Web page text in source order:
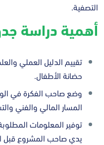
التصفية.
أهمية دراسة
تقييم الدليل العملي
حضانة الأطفال.
وضع صاحب الفكرة في
المسار المالي والفني
توفير المعلومات
يدي صاحب المشروع قبل